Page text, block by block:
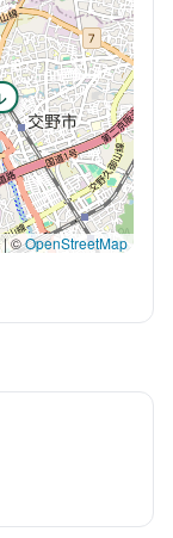
|©OpenStreetMap